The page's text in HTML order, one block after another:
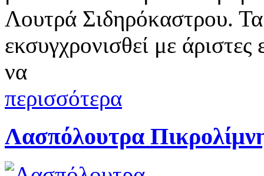
Λουτρά Σιδηρόκαστρου. Τα
εκσυγχρονισθεί με
να
περισσότερα
Λασπόλουτρα